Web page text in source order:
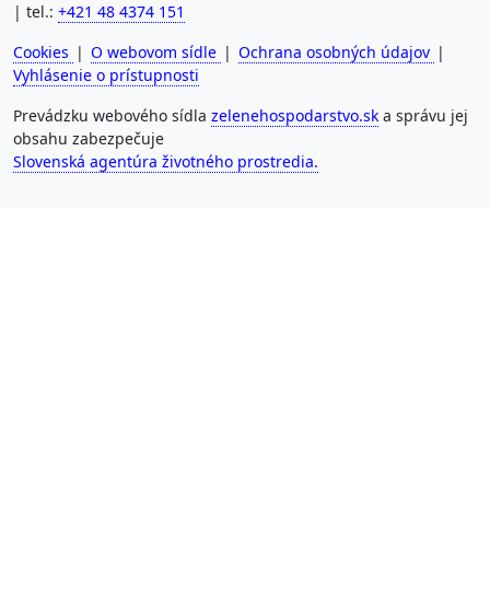
| tel.: +421 48 4374 151
Cookies | O webovom sídle | Ochrana osobných údajov |
Vyhlásenie o prístupnosti
Prevádzku webového sídla zelenehospodarstvo.sk a správu jej
obsahu zabezpečuje
Slovenská agentúra životného prostredia.